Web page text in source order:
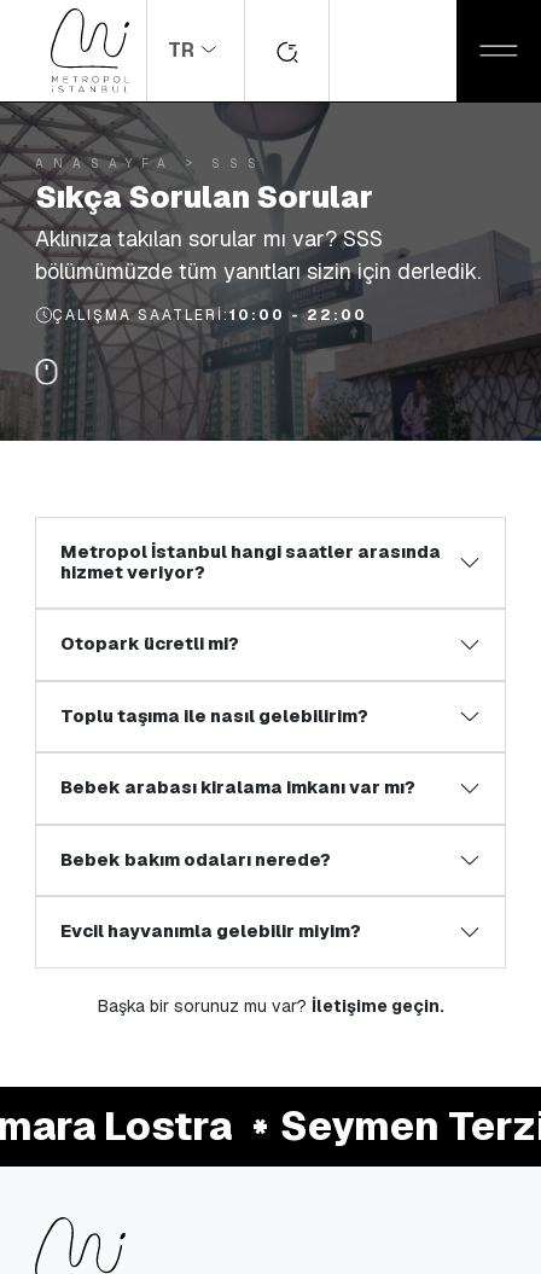
TR
ANASAYFA SSS
Sıkça Sorulan Sorular
Aklınıza takılan sorular mı var? SSS
bölümümüzde tüm yanıtları sizin için derledik.
ÇALIŞMA SAATLERI:10:00 - 22:00
Metropol İstanbul hangi saatler arasında
hizmet veriyor?
Otopark ücretli mi?
Toplu taşıma ile nasıl gelebilirim?
Bebek arabası kiralama imkanı var mı?
Bebek bakım odaları nerede?
Evcil hayvanımla gelebilir miyim?
Başka bir sorunuz mu var? İletişime geçin.
Lostra Seymen Terzi